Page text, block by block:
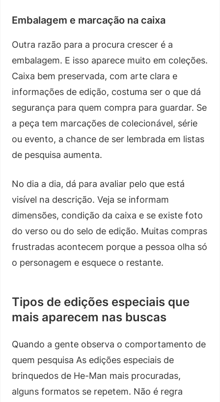
Embalagem e marcação na caixa
Outra razão para a procura crescer é a
embalagem. E isso aparece muito em coleções.
Caixa bem preservada, com arte clara e
informações de edição, costuma ser o que dá
segurança para quem compra para guardar. Se
a peça tem marcações de colecionável, série
ou evento, a chance de ser lembrada em listas
de pesquisa aumenta.
No dia a dia, dá para avaliar pelo que está
visível na descrição. Veja se informam
dimensões, condição da caixa e se existe foto
do verso ou do selo de edição. Muitas compras
frustradas acontecem porque a pessoa olha só
o personagem e esquece o restante.
Tipos de edições especiais que
mais aparecem nas buscas
Quando a gente observa o comportamento de
quem pesquisa As edições especiais de
brinquedos de He-Man mais procuradas,
alguns formatos se repetem. Não é regra